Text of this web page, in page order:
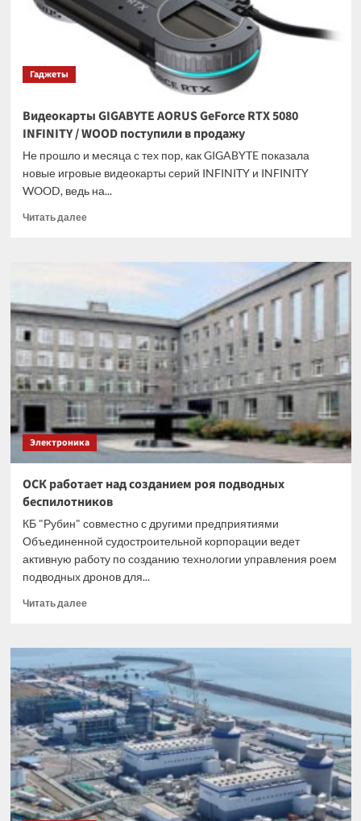
с
применением
Гаджеты
Видеокарты GIGABYTE AORUS GeForce RTX 5080
INFINITY / WOOD поступили в продажу
Не прошло и месяца с тех пор, как GIGABYTE показала
новые игровые видеокарты серий INFINITY и INFINITY
WOOD, ведь на...
Читать далееПрочитать
Видеокарты
GeForce
RTX
5080
INFINITY
/
WOOD
поступили
продажу
Электроника
ОСК работает над созданием роя подводных
беспилотников
КБ "Рубин" совместно с другими предприятиями
Объединенной судостроительной корпорации ведет
активную работу по созданию технологии управления роем
подводных дронов для...
Читать далееПрочитать
ОСК
работает
над
созданием
роя
подводных
беспилотников